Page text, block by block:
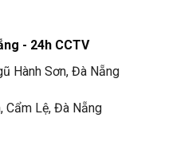
- 24h CCTV
Hành Sơn, Đà Nẵng
Cẩm Lệ, Đà Nẵng